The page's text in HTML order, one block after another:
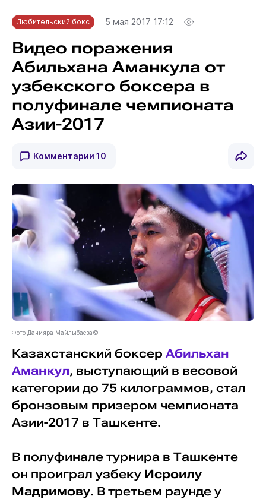
Любительский бокс 5 мая 2017 17:12
Видео поражения
Абильхана Аманкула от
узбекского боксера в
полуфинале чемпионата
Азии-2017
Комментарии 10
Фото Данияра Майлыбаева©
Казахстанский боксер Абильхан
Аманкул, выступающий в весовой
категории до 75 килограммов, стал
бронзовым призером чемпионата
Азии-2017 в Ташкенте.
В полуфинале турнира в Ташкенте
он проиграл узбеку Исроилу
Мадримову. В третьем раунде у